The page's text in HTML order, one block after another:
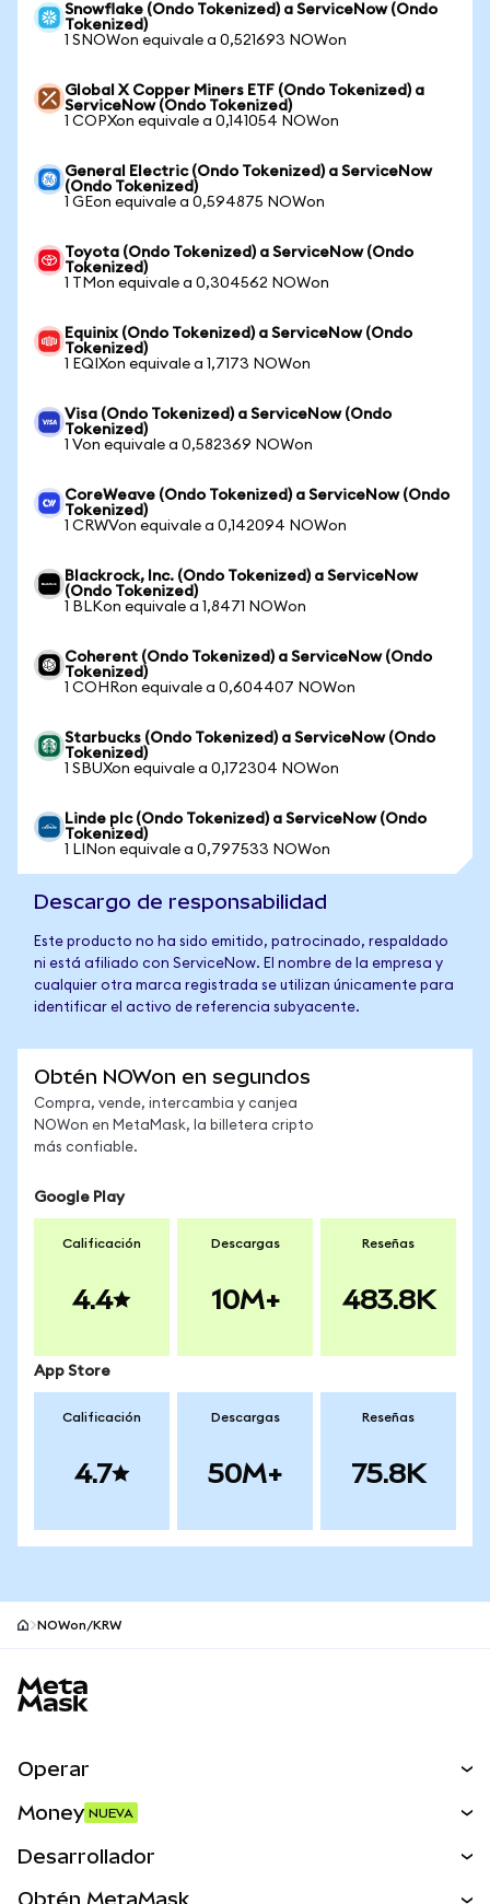
Snowflake (Ondo Tokenized) a ServiceNow (Ondo
Tokenized)
1 SNOWon equivale a 0,521693 NOWon
Global X Copper Miners ETF (Ondo Tokenized) a
ServiceNow (Ondo Tokenized)
1 COPXon equivale a 0,141054 NOWon
General Electric (Ondo Tokenized) a ServiceNow
(Ondo Tokenized)
1 GEon equivale a 0,594875 NOWon
Toyota (Ondo Tokenized) a ServiceNow (Ondo
Tokenized)
1 TMon equivale a 0,304562 NOWon
Equinix (Ondo Tokenized) a ServiceNow (Ondo
Tokenized)
1 EQIXon equivale a 1,7173 NOWon
Visa (Ondo Tokenized) a ServiceNow (Ondo
Tokenized)
1 Von equivale a 0,582369 NOWon
CoreWeave (Ondo Tokenized) a ServiceNow (Ondo
Tokenized)
1 CRWVon equivale a 0,142094 NOWon
Blackrock, Inc. (Ondo Tokenized) a ServiceNow
(Ondo Tokenized)
1 BLKon equivale a 1,8471 NOWon
Coherent (Ondo Tokenized) a ServiceNow (Ondo
Tokenized)
1 COHRon equivale a 0,604407 NOWon
Starbucks (Ondo Tokenized) a ServiceNow (Ondo
Tokenized)
1 SBUXon equivale a 0,172304 NOWon
Linde plc (Ondo Tokenized) a ServiceNow (Ondo
Tokenized)
1 LINon equivale a 0,797533 NOWon
Descargo de responsabilidad
Este producto no ha sido emitido, patrocinado, respaldado
ni está afiliado con ServiceNow. El nombre de la empresa y
cualquier otra marca registrada se utilizan únicamente para
identificar el activo de referencia subyacente.
Obtén NOWon en segundos
Compra, vende, intercambia y canjea
NOWon en MetaMask, la billetera cripto
más confiable.
Google Play
Calificación
4.4
Descargas
10M+
Reseñas
483.8K
App Store
Calificación
4.7
Descargas
50M+
Reseñas
75.8K
NOWon/KRW
Operar
Money NUEVA
Desarrollador
Obtén MetaMask